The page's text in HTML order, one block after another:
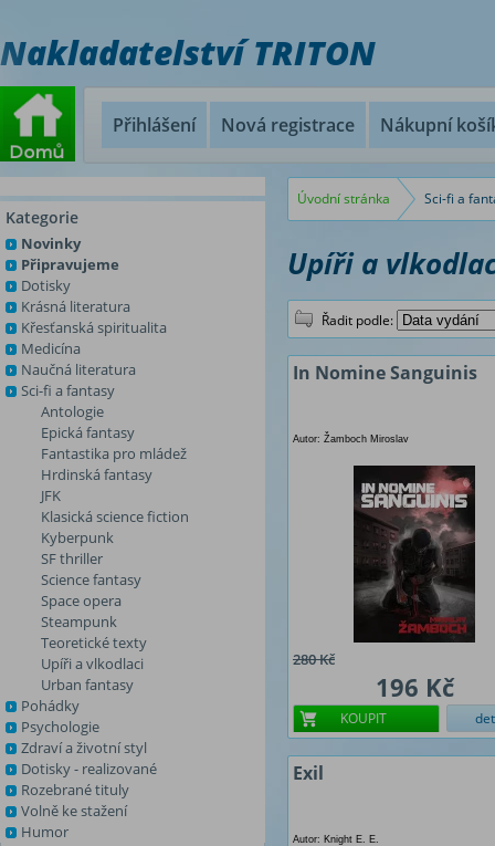
Nakladatelství TRITON
Přihlášení Nová registrace Nákupní
Kategorie
Novinky
Připravujeme
Dotisky
Krásná literatura
Křesťanská spiritualita
Medicína
Naučná literatura
Sci-fi a fantasy
Antologie
Epická fantasy
Fantastika pro mládež
Hrdinská fantasy
JFK
Klasická science fiction
Kyberpunk
SF thriller
Science fantasy
Space opera
Steampunk
Teoretické texty
Upíři a vlkodlaci
Urban fantasy
Pohádky
Psychologie
Zdraví a životní styl
Dotisky - realizované
Rozebrané tituly
Volně ke stažení
Humor
Úvodní stránka Sci-fi a
Upíři a
Řadit podle:
In Nomine Sanguinis
Autor: Žamboch Miroslav
280 Kč
196 Kč
KOUPIT
Exil
Autor: Knight E. E.